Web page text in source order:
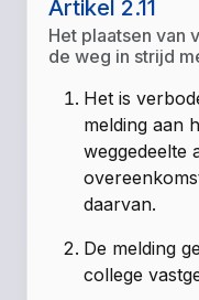
Artikel 2.11
Het plaatsen van
de weg in strijd
Het is
melding aan
weggedeelte
daarvan.
De melding
college